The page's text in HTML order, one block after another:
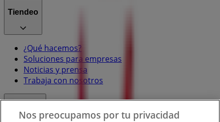
Tiendeo
¿Qué hacemos?
Soluciones para empresas
Noticias y prensa
Trabaja con nosotros
Nos preocupamos por tu privacidad